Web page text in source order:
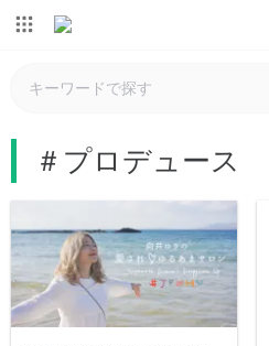
＃プロデュース